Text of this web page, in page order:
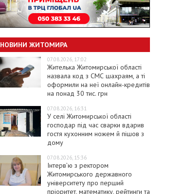
НОВИНИ ЖИТОМИРА
07.08.2026, 17:02
Жителька Житомирської області
назвала код з СМС шахраям, а ті
оформили на неї онлайн-кредитів
на понад 30 тис. грн
07.08.2026, 16:31
У селі Житомирської області
господар під час сварки вдарив
гостя кухонним ножем й пішов з
дому
07.08.2026, 15:36
Інтерв’ю з ректором
Житомирського державного
університету про перший
пріоритет, математику, рейтинги та